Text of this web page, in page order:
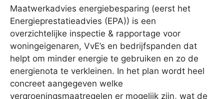
Maatwerkadvies energiebesparing (eerst het
Energieprestatieadvies (EPA)) is een
overzichtelijke inspectie & rapportage voor
woningeigenaren, VvE’s en bedrijfspanden dat
helpt om minder energie te gebruiken en zo de
energienota te verkleinen. In het plan wordt heel
concreet aangegeven welke
vergroeningsmaatregelen er mogelijk zijn, wat de